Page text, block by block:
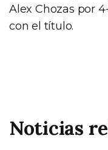
Alex Chozas por
con el título.
Noticias